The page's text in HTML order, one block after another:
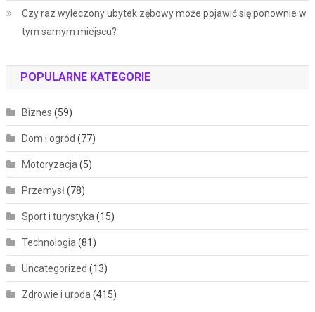
Czy raz wyleczony ubytek zębowy może pojawić się ponownie w
tym samym miejscu?
POPULARNE KATEGORIE
Biznes (59)
Dom i ogród (77)
Motoryzacja(5)
Przemysł(78)
Sport i turystyka(15)
Technologia(81)
Uncategorized (13)
Zdrowie i uroda(415)